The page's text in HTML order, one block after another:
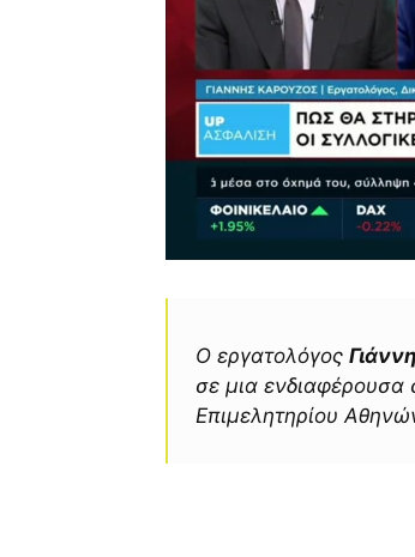
Ο εργατολόγος
σε μια ενδιαφέρουσα
Επιμελητηρίου